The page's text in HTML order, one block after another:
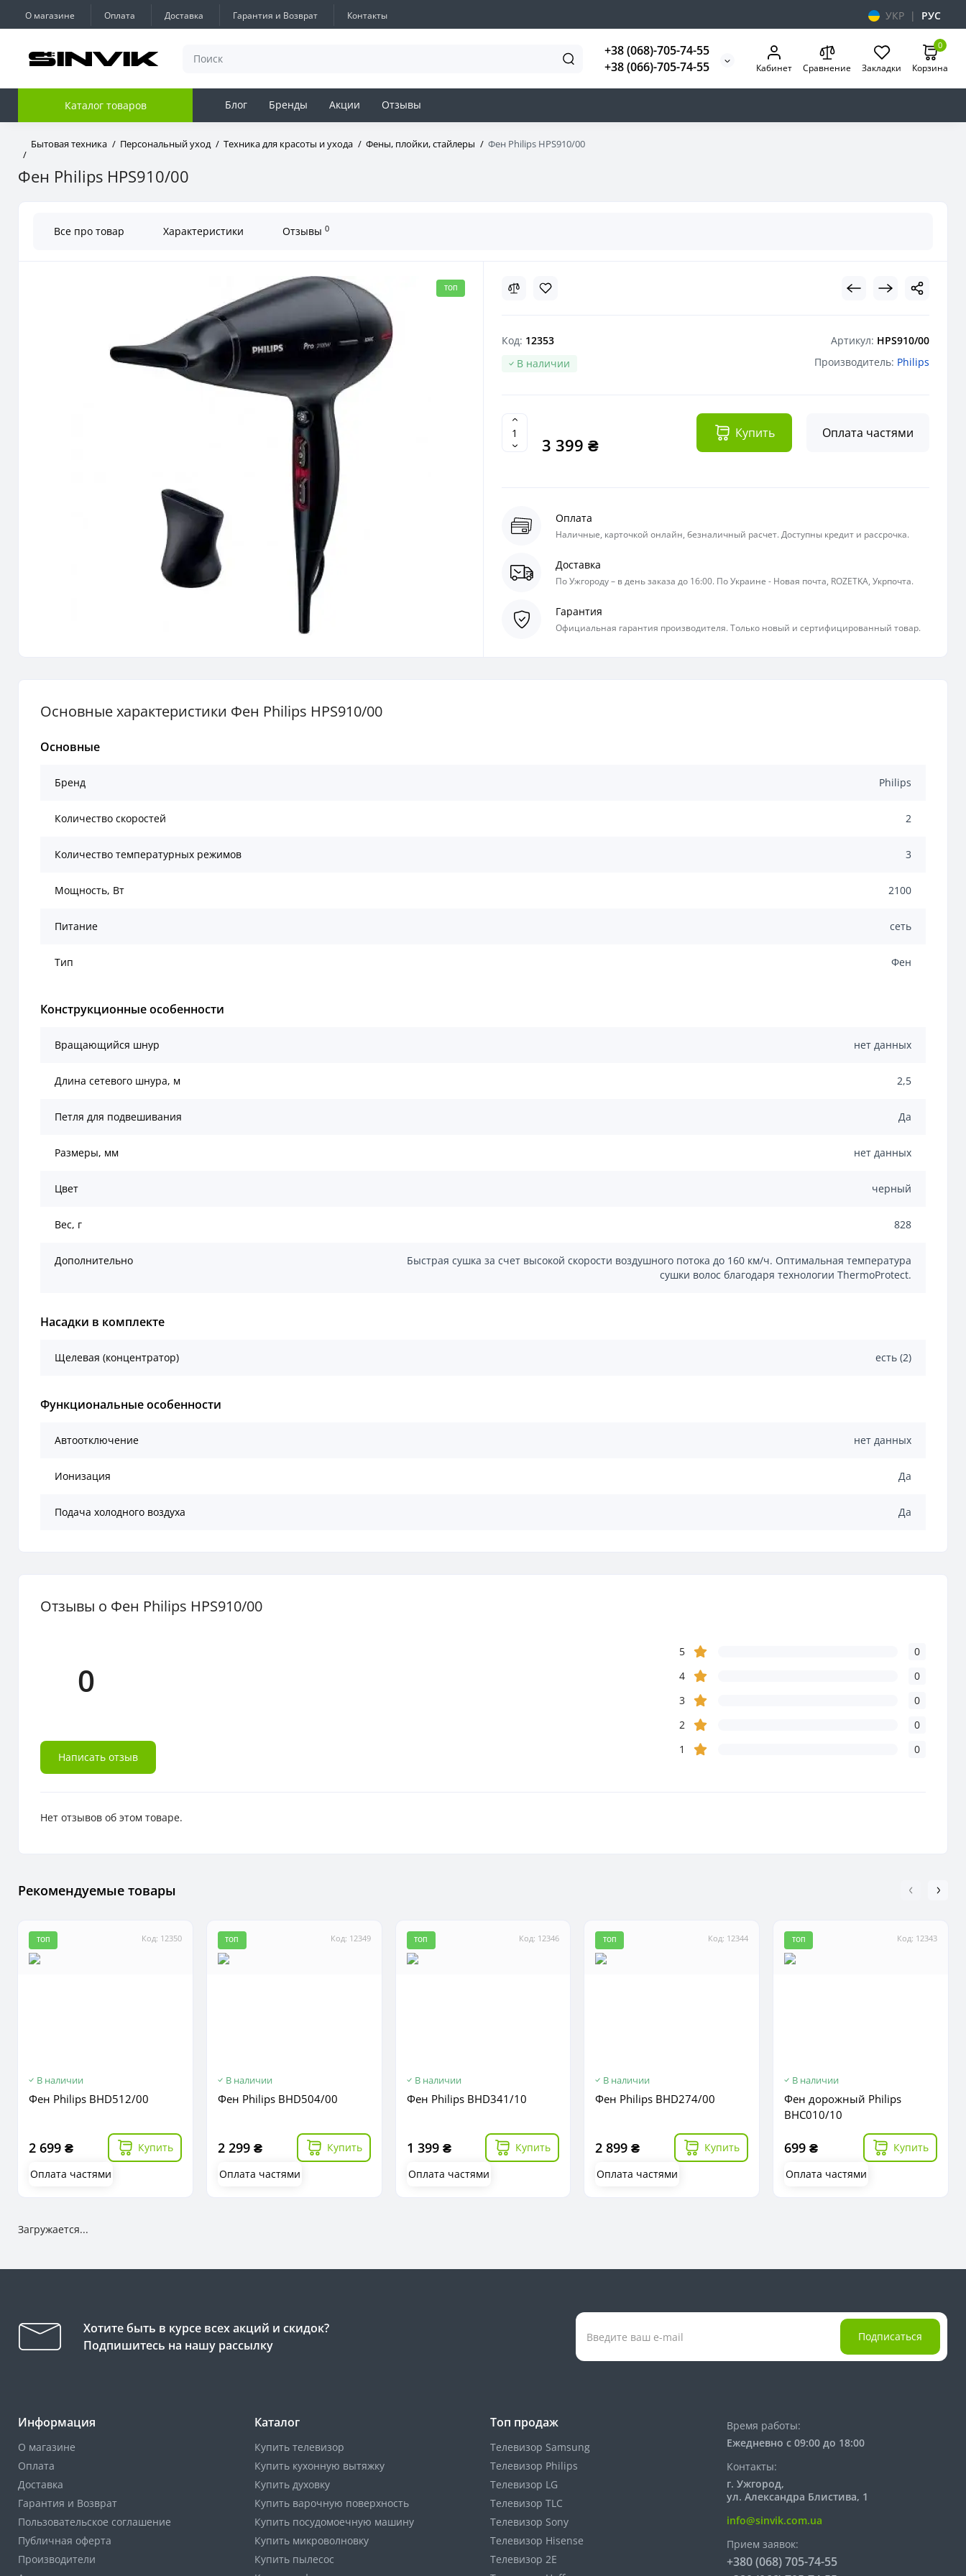
О магазине Оплата Доставка Гарантия и Возврат Контакты УКР | РУС
+38 (068)-705-74-55
+38 (066)-705-74-55
Кабинет Сравнение Закладки
0
Корзина
Каталог товаров Блог Бренды Акции Отзывы
Бытовая техника Персональный уход Техника для красоты и ухода Фены, плойки, стайлеры Фен Philips HPS910/00
Фен Philips HPS910/00
Все про товар Характеристики Отзывы 0
ТОП
Код: 12353 Артикул: HPS910/00
Производитель: Philips
В наличии
3 399 ₴
Купить Оплата частями
Оплата
Наличные, карточкой онлайн, безналичный расчет. Доступны кредит и рассрочка.
Доставка
По Ужгороду – в день заказа до 16:00. По Украине - Новая почта, ROZETKA, Укрпочта.
Гарантия
Официальная гарантия производителя. Только новый и сертифицированный товар.
Основные характеристики Фен Philips HPS910/00
Основные
Бренд Philips
Количество скоростей 2
Количество температурных режимов 3
Мощность, Вт 2100
Питание сеть
Тип Фен
Конструкционные особенности
Вращающийся шнур нет данных
Длина сетевого шнура, м 2,5
Петля для подвешивания Да
Размеры, мм нет данных
Цвет черный
Вес, г 828
Дополнительно
Быстрая сушка за счет высокой скорости воздушного потока до 160 км/ч. Оптимальная температура
сушки волос благодаря технологии ThermoProtect.
Насадки в комплекте
Щелевая (концентратор) есть (2)
Функциональные особенности
Автоотключение нет данных
Ионизация Да
Подача холодного воздуха Да
Отзывы о Фен Philips HPS910/00
0
Написать отзыв
5
0
4
0
3
0
2
0
1
0
Нет отзывов об этом товаре.
Рекомендуемые товары
Код: 12350
ТОП
В наличии
Фен Philips BHD512/00
2 699 ₴
Купить
Оплата частями
Код: 12349
ТОП
В наличии
Фен Philips BHD504/00
2 299 ₴
Купить
Оплата частями
Код: 12346
ТОП
В наличии
Фен Philips BHD341/10
1 399 ₴
Купить
Оплата частями
Код: 12344
ТОП
В наличии
Фен Philips BHD274/00
2 899 ₴
Купить
Оплата частями
Код: 12343
ТОП
В наличии
Фен дорожный Philips
BHC010/10
699 ₴
Купить
Оплата частями
Загружается...
Хотите быть в курсе всех акций и скидок?
Подпишитесь на нашу рассылку
Подписаться
Информация
О магазине
Оплата
Доставка
Гарантия и Возврат
Пользовательское соглашение
Публичная оферта
Производители
Каталог
Купить телевизор
Купить кухонную вытяжку
Купить духовку
Купить варочную поверхность
Купить посудомоечную машину
Купить микроволновку
Купить пылесос
Топ продаж
Телевизор Samsung
Телевизор Philips
Телевизор LG
Телевизор TLC
Телевизор Sony
Телевизор Hisense
Телевизор 2E
Время работы:
Ежедневно с 09:00 до 18:00
Контакты:
г. Ужгород,
ул. Александра Блистива, 1
info@sinvik.com.ua
Прием заявок:
+380 (068) 705-74-55